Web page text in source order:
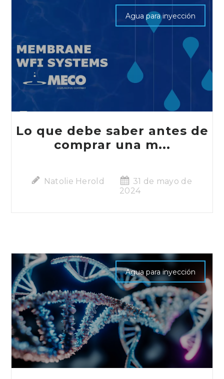
Agua para inyección
Lo que debe saber antes de
comprar una m...
Natolie Herold
31 de mayo de
2024
Agua para inyección